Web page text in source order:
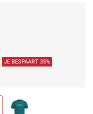
JE BESPAART 35%